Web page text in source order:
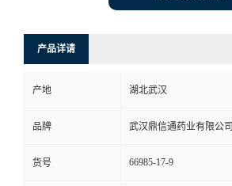
产品详请
产地 湖北武汉
品牌 武汉鼎信通药业有限公司
货号 66985-17-9